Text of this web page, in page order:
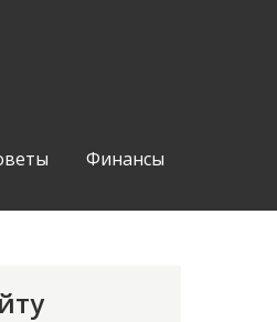
Финансы